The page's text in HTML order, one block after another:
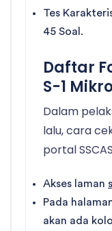
Tes
45 Soal.
Daftar
S-1
Dalam
lalu, cara
portal
Akses laman
Pada
akan ada